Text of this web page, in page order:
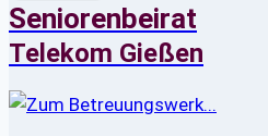
Seniorenbeirat
Telekom Gießen